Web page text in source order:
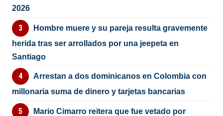
2026
Hombre muere y su pareja resulta gravemente
herida tras ser arrollados por una jeepeta en
Santiago
Arrestan a dos dominicanos en Colombia con
millonaria suma de dinero y tarjetas bancarias
Mario Cimarro reitera que fue vetado por